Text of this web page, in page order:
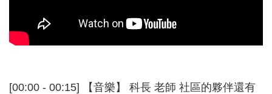
[00:00 - 00:15] 【音樂】 科長 老師 社區的夥伴還有